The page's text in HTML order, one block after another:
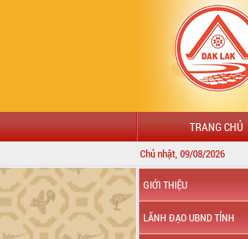
TRANG CHỦ
Chủ nhật, 09/08/2026
GIỚI THIỆU
LÃNH ĐẠO UBND TỈNH